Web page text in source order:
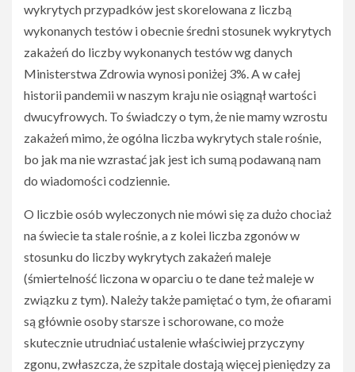
wykrytych przypadków jest skorelowana z liczbą
wykonanych testów i obecnie średni stosunek wykrytych
zakażeń do liczby wykonanych testów wg danych
Ministerstwa Zdrowia wynosi poniżej 3%. A w całej
historii pandemii w naszym kraju nie osiągnął wartości
dwucyfrowych. To świadczy o tym, że nie mamy wzrostu
zakażeń mimo, że ogólna liczba wykrytych stale rośnie,
bo jak ma nie wzrastać jak jest ich sumą podawaną nam
do wiadomości codziennie.
O liczbie osób wyleczonych nie mówi się za dużo chociaż
na świecie ta stale rośnie, a z kolei liczba zgonów w
stosunku do liczby wykrytych zakażeń maleje
(śmiertelność liczona w oparciu o te dane też maleje w
związku z tym). Należy także pamiętać o tym, że ofiarami
są głównie osoby starsze i schorowane, co może
skutecznie utrudniać ustalenie właściwiej przyczyny
zgonu, zwłaszcza, że szpitale dostają więcej pieniędzy za